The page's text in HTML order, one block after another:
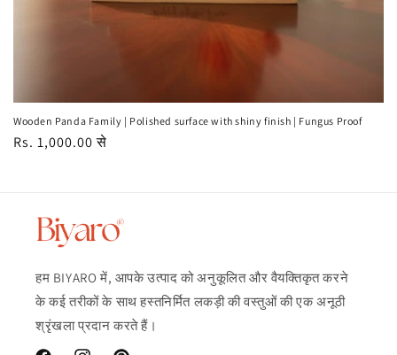
Wooden Panda Family | Polished surface with shiny finish | Fungus Proof
नियमित
Rs. 1,000.00 से
हम BIYARO में, आपके उत्पाद को अनुकूलित और वैयक्तिकृत करने
के कई तरीकों के साथ हस्तनिर्मित लकड़ी की वस्तुओं की एक अनूठी
श्रृंखला प्रदान करते हैं।